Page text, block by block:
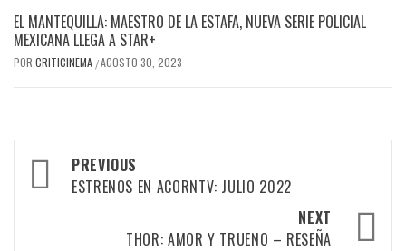
EL MANTEQUILLA: MAESTRO DE LA ESTAFA, NUEVA SERIE POLICIAL
MEXICANA LLEGA A STAR+
POR CRITICINEMA /AGOSTO 30, 2023
Post
navigation
PREVIOUS
ESTRENOS EN ACORNTV: JULIO 2022
NEXT
THOR: AMOR Y TRUENO – RESEÑA